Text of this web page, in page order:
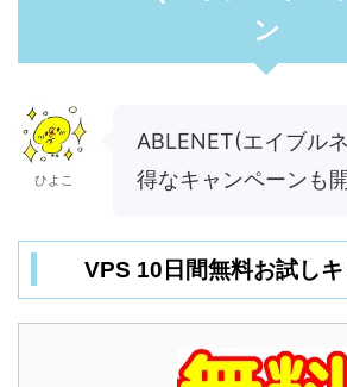
ン
ひよこ
ABLENET(エイブル
得なキャンペーンも
VPS 10日間無料お試し